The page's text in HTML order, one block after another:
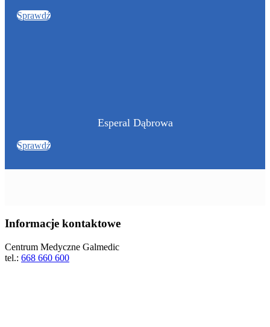
Sprawdź
Esperal Dąbrowa
Sprawdź
Informacje kontaktowe
Centrum Medyczne Galmedic
tel.: 668 660 600